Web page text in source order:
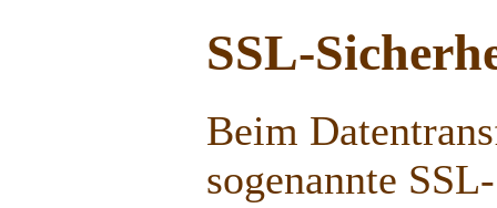
SSL-
Beim
sogenannte